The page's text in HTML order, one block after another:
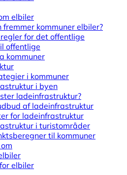
elbiler
fremmer kommuner elbiler?
for det offentlige
offentlige
kommuner
i kommuner
i byen
ladeinfrastruktur?
af ladeinfrastruktur
for ladeinfrastruktur
i turistområder
til kommuner
elbiler